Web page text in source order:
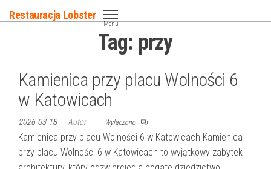
do
Restauracja Lobster
Menu
Tag: przy
Kamienica przy placu Wolności 6
w Katowicach
2026-03-18 Autor Wyłączono
Kamienica przy placu Wolności 6 w Katowicach Kamienica
przy placu Wolności 6 w Katowicach to wyjątkowy zabytek